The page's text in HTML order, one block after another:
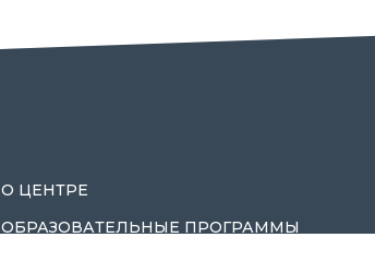
О ЦЕНТРЕ
ОБРАЗОВАТЕЛЬНЫЕ ПРОГРАММЫ